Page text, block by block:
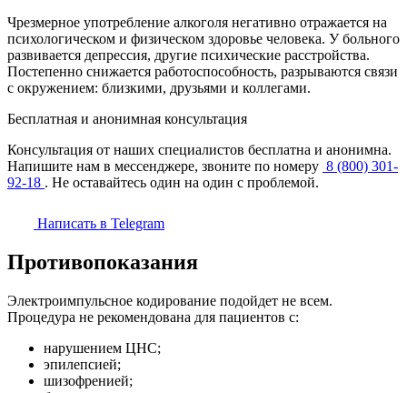
Чрезмерное употребление алкоголя негативно отражается на
психологическом и физическом здоровье человека. У больного
развивается депрессия, другие психические расстройства.
Постепенно снижается работоспособность, разрываются связи
с окружением: близкими, друзьями и коллегами.
Бесплатная и анонимная консультация
Консультация от наших специалистов бесплатна и анонимна.
Напишите нам в мессенджере, звоните по номеру 8 (800) 301-
92-18 . Не оставайтесь один на один с проблемой.
Написать в Telegram
Противопоказания
Электроимпульсное кодирование подойдет не всем.
Процедура не рекомендована для пациентов с:
нарушением ЦНС;
эпилепсией;
шизофренией;